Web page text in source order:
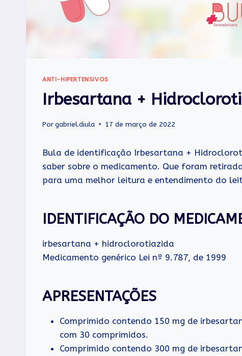
ANTI-HIPERTENSIVOS
Irbesartana +
Porgabriel.diula 17 de março de 2022
Bula de identificação Irbesartana +
saber sobre o medicamento. Que foram
para uma melhor leitura e entendimento do
IDENTIFICAÇÃO DO
irbesartana + hidroclorotiazida
Medicamento genérico Lei nº 9.787, de 1999
APRESENTAÇÕES
Comprimido contendo 150 mg de
com 30 comprimidos.
Comprimido contendo 300 mg de